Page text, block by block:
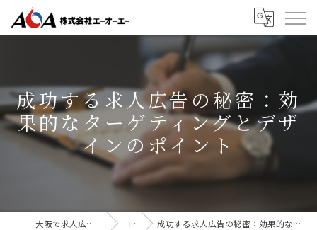
成功する求人広告の秘密：効
果的なターゲティングとデザ
インのポイント
大阪で求人広告なら株式会社AOA コラム 成功する求人広告の秘密：効果的なターゲティングとデザインのポイント